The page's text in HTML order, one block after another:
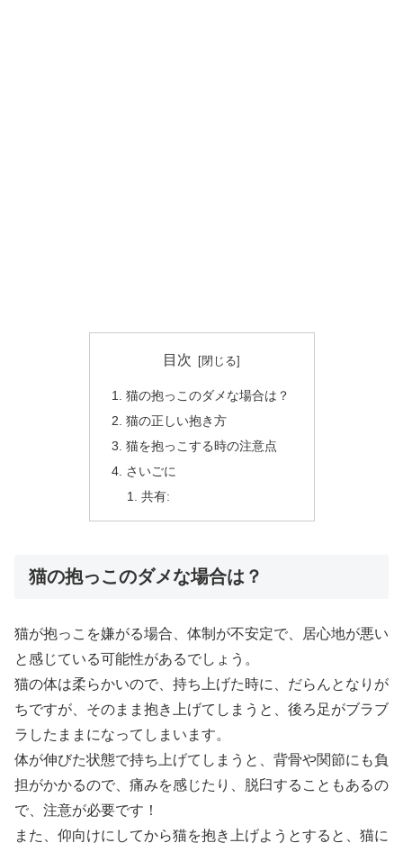
目次
猫の抱っこのダメな場合は？
猫の正しい抱き方
猫を抱っこする時の注意点
さいごに
共有:
猫の抱っこのダメな場合は？
猫が抱っこを嫌がる場合、体制が不安定で、居心地が悪い
と感じている可能性があるでしょう。
猫の体は柔らかいので、持ち上げた時に、だらんとなりが
ちですが、そのまま抱き上げてしまうと、後ろ足がブラブ
ラしたままになってしまいます。
体が伸びた状態で持ち上げてしまうと、背骨や関節にも負
担がかかるので、痛みを感じたり、脱臼することもあるの
で、注意が必要です！
また、仰向けにしてから猫を抱き上げようとすると、猫に